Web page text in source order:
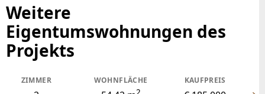
Weitere
Eigentumswohnungen des
Projekts
ZIMMER WOHNFLÄCHE KAUFPREIS